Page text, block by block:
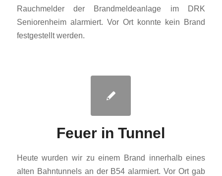
Rauchmelder der Brandmeldeanlage im DRK
Seniorenheim alarmiert. Vor Ort konnte kein Brand
festgestellt werden.
Feuer in Tunnel
Heute wurden wir zu einem Brand innerhalb eines
alten Bahntunnels an der B54 alarmiert. Vor Ort gab